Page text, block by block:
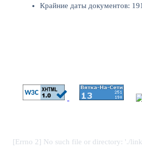
Крайние даты документов:
[Errno 2] No such file or directory: './